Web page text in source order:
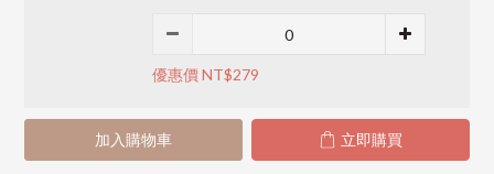
優惠價 NT$279
加入購物車 立即購買